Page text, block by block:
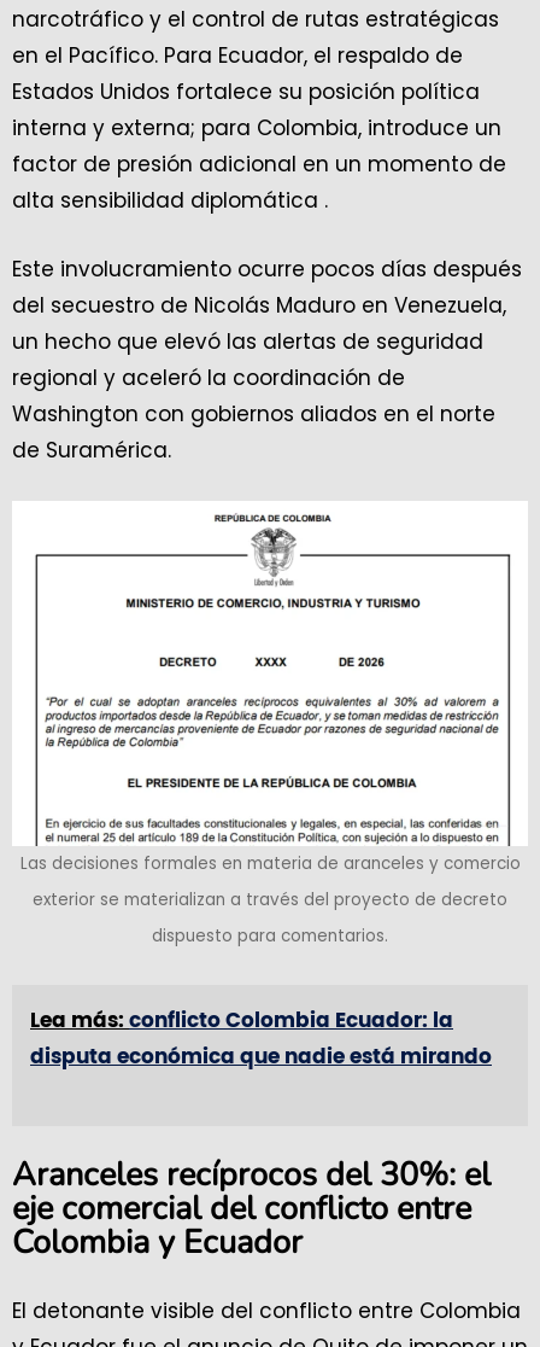
narcotráfico y el control de rutas estratégicas
en el Pacífico. Para Ecuador, el respaldo de
Estados Unidos fortalece su posición política
interna y externa; para Colombia, introduce un
factor de presión adicional en un momento de
alta sensibilidad diplomática .
Este involucramiento ocurre pocos días después
del secuestro de Nicolás Maduro en Venezuela,
un hecho que elevó las alertas de seguridad
regional y aceleró la coordinación de
Washington con gobiernos aliados en el norte
de Suramérica.
Las decisiones formales en materia de aranceles y comercio
exterior se materializan a través del proyecto de decreto
dispuesto para comentarios.
Lea más: conflicto Colombia Ecuador: la
disputa económica que nadie está mirando
Aranceles recíprocos del 30%: el
eje comercial del conflicto entre
Colombia y Ecuador
El detonante visible del conflicto entre Colombia